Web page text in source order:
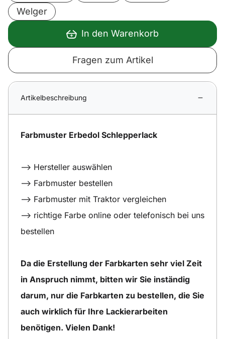
Welger
In den Warenkorb
Fragen zum Artikel
Artikelbeschreibung
Farbmuster Erbedol Schlepperlack
--> Hersteller auswählen
--> Farbmuster bestellen
--> Farbmuster mit Traktor vergleichen
--> richtige Farbe online oder telefonisch bei uns
bestellen
Da die Erstellung der Farbkarten sehr viel Zeit
in Anspruch nimmt, bitten wir Sie inständig
darum, nur die Farbkarten zu bestellen, die Sie
auch wirklich für Ihre Lackierarbeiten
benötigen. Vielen Dank!